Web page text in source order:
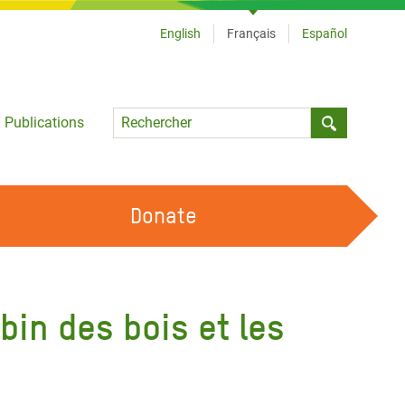
Publications
Language
English Français Español
DEVENIR BÉNÉVOLE
Donate
des bois et les